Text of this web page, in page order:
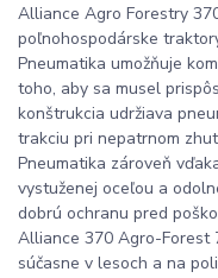
Alliance Agro Forestry
poľnohospodárske
Pneumatika umožňuje
toho, aby sa musel
konštrukcia udržiava
trakciu pri nepatrnom
Pneumatika zároveň
vystuženej oceľou a
dobrú ochranu pred
Alliance 370 Agro-Forest
súčasne v lesoch a na